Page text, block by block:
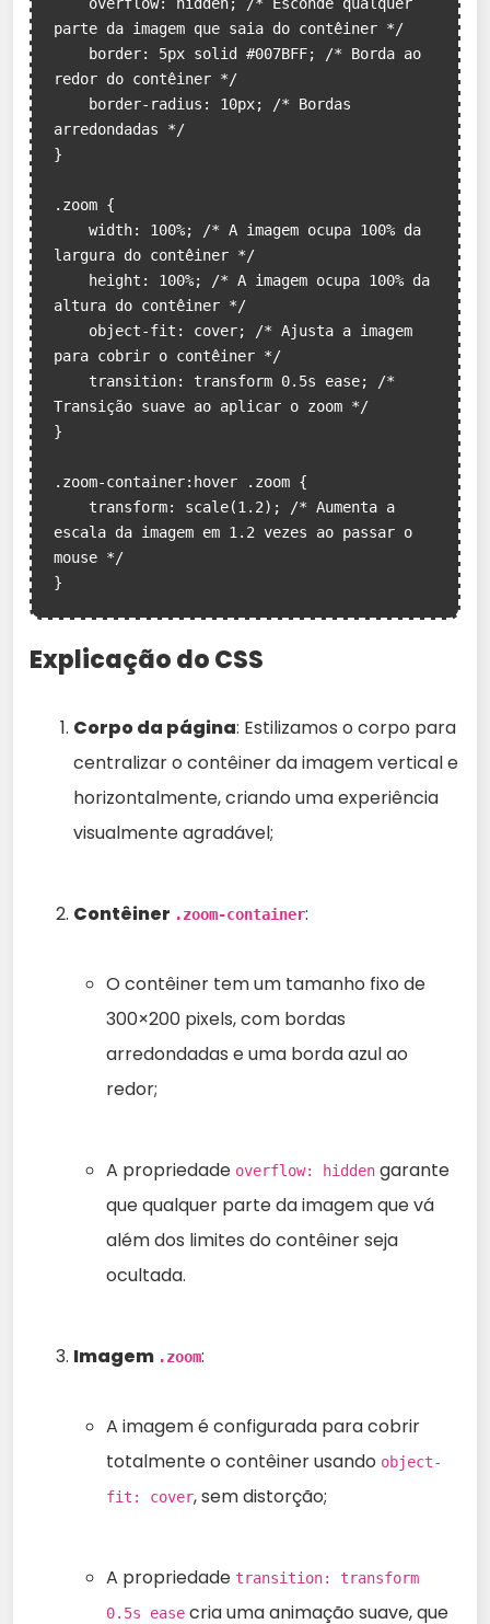
parte da imagem que saia do contêiner */
redor do contêiner */
arredondadas */
}
.zoom {
largura do contêiner */
altura do contêiner */
para cobrir o contêiner */
Transição suave ao aplicar o zoom */
}
.zoom-container:hover .zoom {
escala da imagem em 1.2 vezes ao passar o
mouse */
}
Explicação do CSS
Corpo da página: Estilizamos o corpo para
centralizar o contêiner da imagem vertical e
horizontalmente, criando uma experiência
visualmente agradável;
Contêiner .zoom-container:
O contêiner tem um tamanho fixo de
300×200 pixels, com bordas
arredondadas e uma borda azul ao
redor;
A propriedade overflow: hidden garante
que qualquer parte da imagem que vá
além dos limites do contêiner seja
ocultada.
Imagem .zoom:
A imagem é configurada para cobrir
totalmente o contêiner usando object-
fit: cover, sem distorção;
A propriedade transition: transform
0.5s ease cria uma animação suave, que